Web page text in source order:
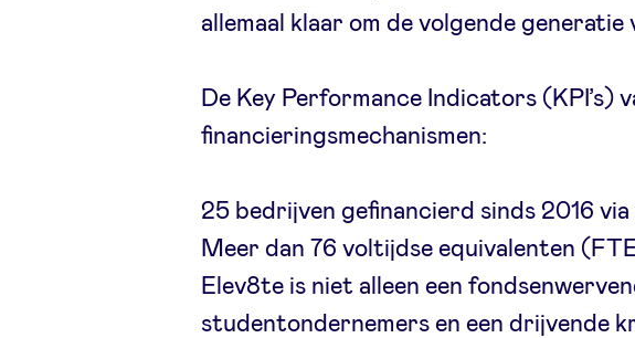
allemaal klaar om de volgende
De Key Performance Indicators (KPI’s)
financieringsmechanismen:
25 bedrijven gefinancierd sinds 2016
Meer dan 76 voltijdse equivalenten
Elev8te is niet alleen een
studentondernemers en een drijvende